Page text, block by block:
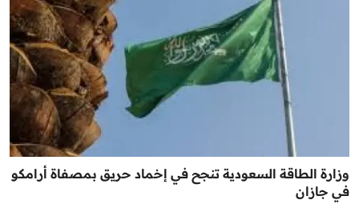
وزارة الطاقة السعودية تنجح في إخماد حريق بمصفاة أرامكو
في جازان